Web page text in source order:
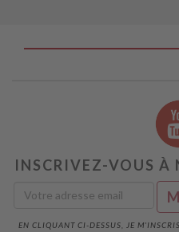
INSCRIVEZ-VOUS À
EN CLIQUANT CI-DESSUS, JE